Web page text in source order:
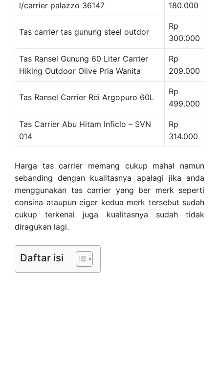
l/carrier palazzo 36147
180.000
Tas carrier tas gunung steel outdor
Rp
300.000
Tas Ransel Gunung 60 Liter Carrier
Hiking Outdoor Olive Pria Wanita
Rp
209.000
Tas Ransel Carrier Rei Argopuro 60L
Rp
499.000
Tas Carrier Abu Hitam Inficlo – SVN
014
Rp
314.000
Harga tas carrier memang cukup mahal namun
sebanding dengan kualitasnya apalagi jika anda
menggunakan tas carrier yang ber merk seperti
consina ataupun eiger kedua merk tersebut sudah
cukup terkenal juga kualitasnya sudah tidak
diragukan lagi.
Daftar isi